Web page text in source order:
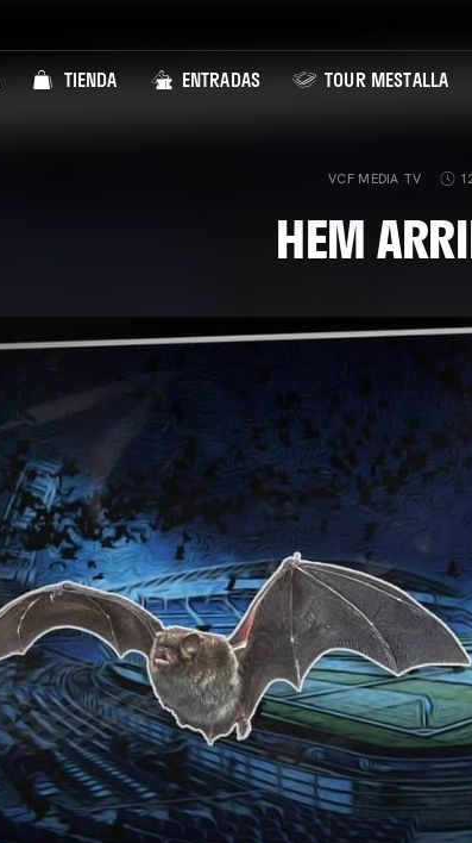
TIENDA ENTRADAS TOUR MESTALLA
VCF MEDIA TV
HEM